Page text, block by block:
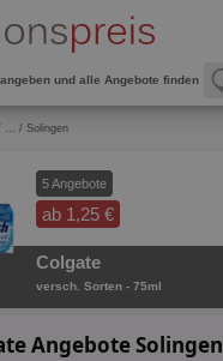
und alle Angebote finden
... / Solingen
5 Angebote
ab 1,25 €
Colgate
versch. Sorten - 75ml
Angebote Solingen